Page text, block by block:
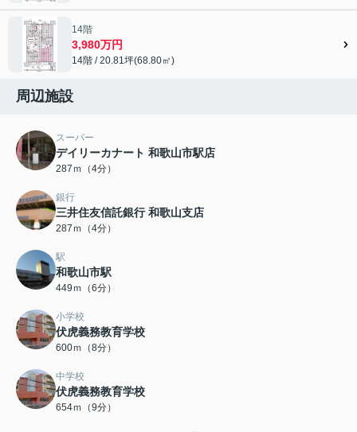
14階
3,980万円
14階 / 20.81坪(68.80㎡)
周辺施設
スーパー
デイリーカナート 和歌山市駅店
287ｍ（4分）
銀行
三井住友信託銀行 和歌山支店
287ｍ（4分）
駅
和歌山市駅
449ｍ（6分）
小学校
伏虎義務教育学校
600ｍ（8分）
中学校
伏虎義務教育学校
654ｍ（9分）